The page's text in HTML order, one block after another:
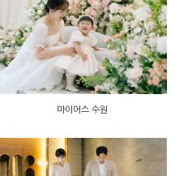
마이어스 수원